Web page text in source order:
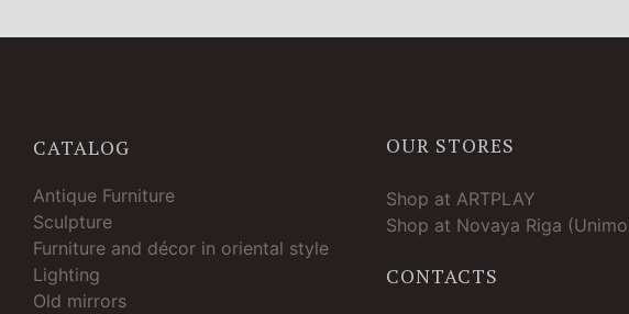
CATALOG
Antique Furniture
Sculpture
Furniture and décor in oriental style
Lighting
Old mirrors
OUR STORES
Shop at ARTPLAY
Shop at Novaya Riga
CONTACTS